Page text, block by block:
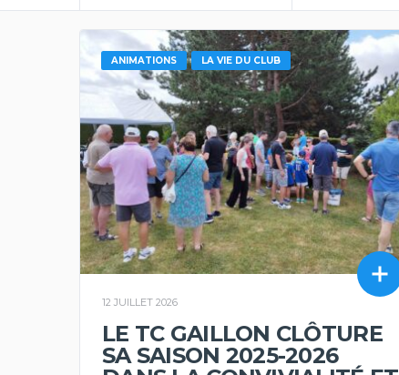
ANIMATIONS LA VIE DU CLUB
12 JUILLET 2026
LE TC GAILLON CLÔTURE
SA SAISON 2025-2026